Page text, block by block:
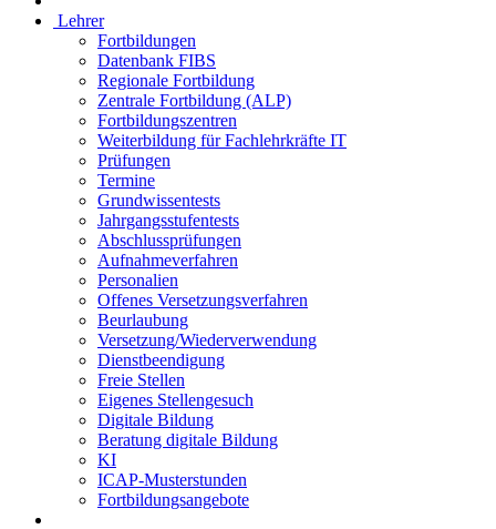
Lehrer
Fortbildungen
Datenbank FIBS
Regionale Fortbildung
Zentrale Fortbildung (ALP)
Fortbildungszentren
Weiterbildung für Fachlehrkräfte IT
Prüfungen
Termine
Grundwissentests
Jahrgangsstufentests
Abschlussprüfungen
Aufnahmeverfahren
Personalien
Offenes Versetzungsverfahren
Beurlaubung
Versetzung/Wiederverwendung
Dienstbeendigung
Freie Stellen
Eigenes Stellengesuch
Digitale Bildung
Beratung digitale Bildung
KI
ICAP-Musterstunden
Fortbildungsangebote